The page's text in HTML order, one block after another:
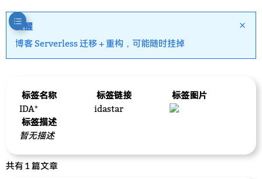
提醒
博客 Serverless 迁移 + 重构，可能随时挂掉
标签名称 标签链接
标签图片
IDA*
idastar
标签描述
暂无描述
共有 1 篇文章